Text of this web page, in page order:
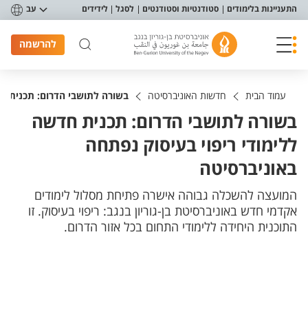
תפריט נגישות
התעניינות בלימודים סטודנטיות וסטודנטים לסגל לידידים עב
להרשמה
עמוד הבית חדשות האוניברסיטה בשורה לתושבי הדרום: תכנית
בשורה לתושבי הדרום: תכנית חדשה
ללימודי ריפוי בעיסוק נפתחה
באוניברסיטה
המועצה להשכלה גבוהה אישרה פתיחת מסלול לימודים
אקדמי חדש באוניברסיטת בן-גוריון בנגב: ריפוי בעיסוק. זו
התוכנית היחידה ללימודי התחום בכל אזור הדרום.